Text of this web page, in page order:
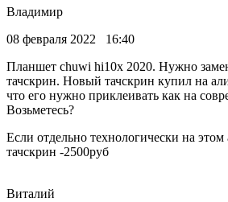
Владимир
08 февраля 2022 16:40
Планшет chuwi hi10x 2020. Нужно
тачскрин. Новый тачскрин купил на
что его нужно приклеивать как на
Возьметесь?
Если отдельно технологически на этом
тачскрин -2500руб
Виталий